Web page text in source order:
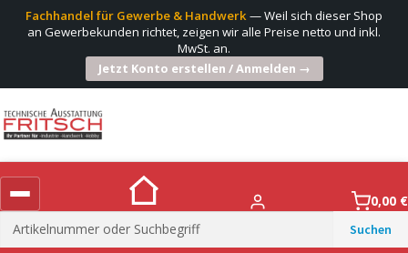
Fachhandel für Gewerbe & Handwerk— Weil sich dieser Shop
an Gewerbekunden richtet, zeigen wir alle Preise netto und inkl.
MwSt. an.
Jetzt Konto erstellen / Anmelden →
Suchen
nach:
0,00 €